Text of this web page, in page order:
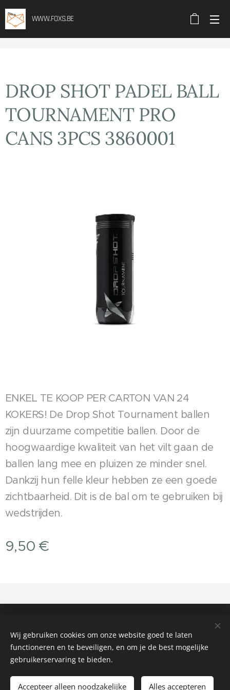
WWW.FOXS.BE
DROP SHOT PADEL BALL
TOURNAMENT PRO
CANS 3PCS 3860001
ENKEL TE KOOP PER CARTON VAN 24
KOKERS! De Drop Shot Tournament ballen
zijn duurzame competitie ballen. Door de
hoogwaardige kwaliteit van het vilt gaan de
ballen lang mee en pluizen ze minder snel.
Dankzij hun felle kleur hebben ze een goede
zichtbaarheid. Dit is de bal om te gebruiken bij
wedstrijden.
9,50 €
Niet in voorraad
FOXS VOF 2025-2026
Cookies
Wij gebruiken cookies om onze website goed te laten
functioneren en te beveiligen, en om je de best mogelijke
gebruikerservaring te bieden.
Accepteer alleen noodzakelijke Alles accepteren